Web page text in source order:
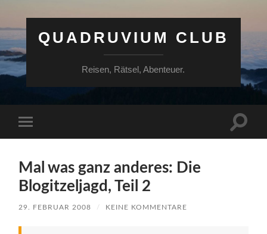
QUADRUVIUM CLUB
Reisen, Rätsel, Abenteuer.
Menü
Mal was ganz anderes: Die
Blogitzeljagd, Teil 2
29. FEBRUAR 2008 / KEINE KOMMENTARE